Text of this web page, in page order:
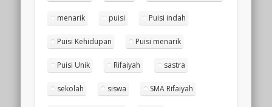
menarik puisi Puisi indah
Puisi Kehidupan Puisi menarik
Puisi Unik Rifaiyah sastra
sekolah siswa SMA Rifaiyah